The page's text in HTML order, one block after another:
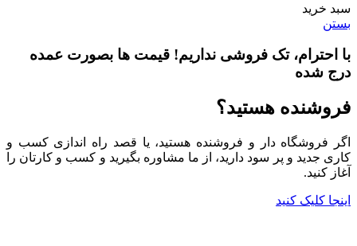
سبد خرید
بستن
با احترام، تک فروشی نداریم! قیمت ها بصورت عمده
درج شده
فروشنده هستید؟
اگر فروشگاه دار و فروشنده هستید، یا قصد راه اندازی کسب و
کاری جدید و پر سود دارید، از ما مشاوره بگیرید و کسب و کارتان را
آغاز کنید.
اینجا کلیک کنید